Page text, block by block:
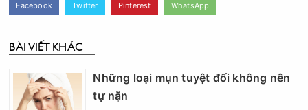
Facebook Twitter Pinterest WhatsApp
BÀI VIẾT KHÁC
Những loại mụn tuyệt đối không nên
tự nặn